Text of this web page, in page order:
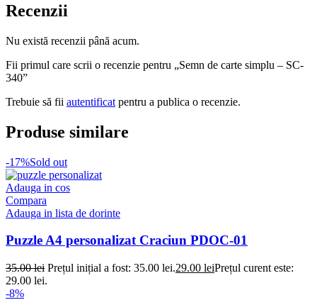
Recenzii
Nu există recenzii până acum.
Fii primul care scrii o recenzie pentru „Semn de carte simplu – SC-
340”
Trebuie să fii autentificat pentru a publica o recenzie.
Produse similare
-17%Sold out
Adauga in cos
Compara
Adauga in lista de dorinte
Puzzle A4 personalizat Craciun PDOC-01
35.00lei Prețul inițial a fost: 35.00 lei.29.00 leiPrețul curent este:
29.00 lei.
-8%